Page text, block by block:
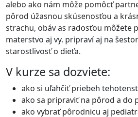
alebo ako nám môže pomôcť
pôrod úžasnou skúsenosťou a
strachu, obáv as radosťou môžete
materstvo aj vy. pripraví aj na
starostlivosť o dieťa.
V kurze sa dozviete:
ako si uľahčiť priebeh
ako sa pripraviť na pôrod a do
ako vybrať pôrodnicu aj